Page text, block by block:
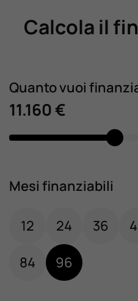
Calcola il
Quanto vuoi
11.160 €
Mesi finanziabili
12 24 36
84
96